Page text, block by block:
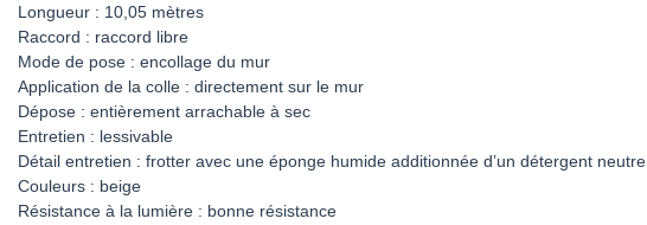
Longueur : 10,05 mètres
Raccord : raccord libre
Mode de pose : encollage du mur
Application de la colle : directement sur le mur
Dépose : entièrement arrachable à sec
Entretien : lessivable
Détail entretien : frotter avec une éponge humide additionnée d’un détergent neutre
Couleurs : beige
Résistance à la lumière : bonne résistance